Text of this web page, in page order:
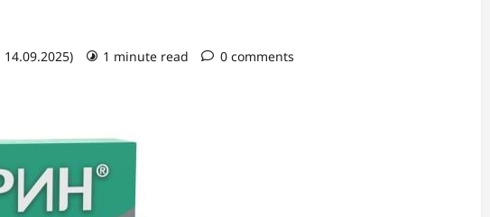
1 minute read 0 comments